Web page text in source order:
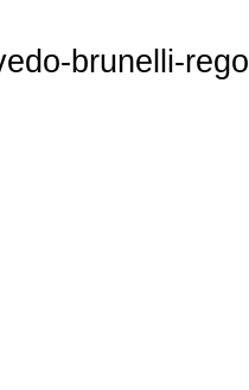
brunelli-rego